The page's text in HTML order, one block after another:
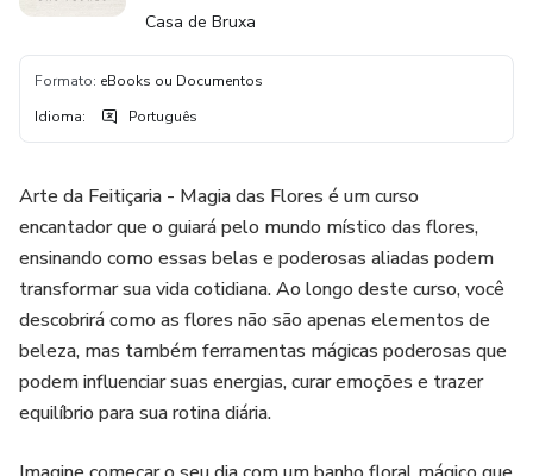
Casa de Bruxa
Formato: eBooks ou Documentos
Idioma: Português
Arte da Feitiçaria - Magia das Flores é um curso
encantador que o guiará pelo mundo místico das flores,
ensinando como essas belas e poderosas aliadas podem
transformar sua vida cotidiana. Ao longo deste curso, você
descobrirá como as flores não são apenas elementos de
beleza, mas também ferramentas mágicas poderosas que
podem influenciar suas energias, curar emoções e trazer
equilíbrio para sua rotina diária.